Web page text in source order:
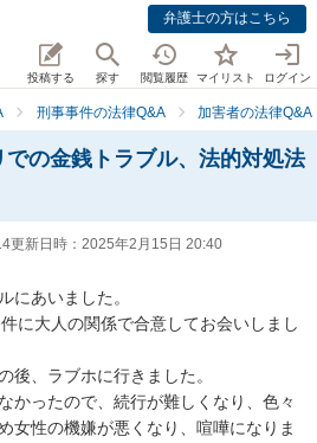
弁護士の方はこちら
投稿する 探す 閲覧履歴 マイリスト ログイン
刑事事件の法律Q&A 加害者の法律Q&A
の金銭トラブル、法的対処法
更新日時： 2025年2月15日 20:40
にあいました。
に大人の関係で合意してお会いしまし
後、ラブホに行きました。
かったので、続行が難しくなり、色々
女性の機嫌が悪くなり、喧嘩になりま